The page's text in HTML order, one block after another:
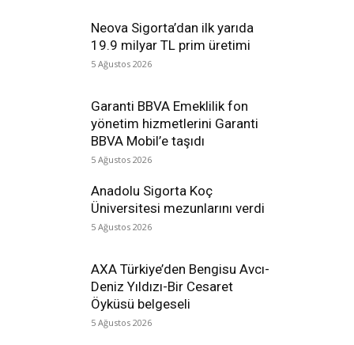
Neova Sigorta’dan ilk yarıda
19.9 milyar TL prim üretimi
5 Ağustos 2026
Garanti BBVA Emeklilik fon
yönetim hizmetlerini Garanti
BBVA Mobil’e taşıdı
5 Ağustos 2026
Anadolu Sigorta Koç
Üniversitesi mezunlarını verdi
5 Ağustos 2026
AXA Türkiye’den Bengisu Avcı-
Deniz Yıldızı-Bir Cesaret
Öyküsü belgeseli
5 Ağustos 2026